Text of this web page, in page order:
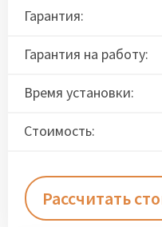
Гарантия:
Гарантия на работу:
Время установки:
Стоимость:
Рассчитать